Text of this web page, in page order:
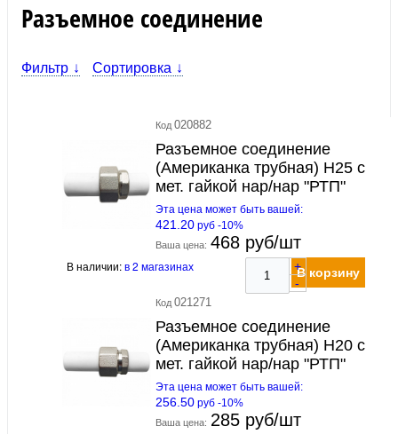
Разъемное соединение
Фильтр Сортировка
Код 020882
Разъемное соединение
(Американка трубная) H25 с
мет. гайкой нар/нар "РТП"
Эта цена может быть вашей:
421.20 руб -10%
Ваша цена: 468 руб/шт
В наличии:в 2 магазинах
+
-
В корзину
Код 021271
Разъемное соединение
(Американка трубная) H20 с
мет. гайкой нар/нар "РТП"
Эта цена может быть вашей:
256.50 руб -10%
Ваша цена: 285 руб/шт